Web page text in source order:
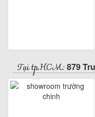
Tại tp.HCM: 879